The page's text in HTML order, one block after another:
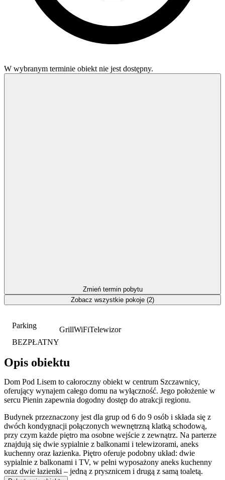
Parking
BEZPŁATNY
GrillWiFiTelewizor
Opis obiektu
Dom Pod Lisem to całoroczny obiekt w centrum Szczawnicy,
oferujący wynajem całego domu na wyłączność. Jego położenie w
sercu Pienin zapewnia dogodny dostęp do atrakcji regionu.
Budynek przeznaczony jest dla grup od 6 do 9 osób i składa się z
dwóch kondygnacji połączonych wewnętrzną klatką schodową,
przy czym każde piętro ma osobne wejście z zewnątrz. Na parterze
znajdują się dwie sypialnie z balkonami i telewizorami, aneks
kuchenny oraz łazienka. Piętro oferuje podobny układ: dwie
sypialnie z balkonami i TV, w pełni wyposażony aneks kuchenny
oraz dwie łazienki – jedną z prysznicem i drugą z samą toaletą.
W wybranym terminie obiekt nie jest dostępny.
Zmień termin pobytu
Zobacz wszystkie pokoje (2)